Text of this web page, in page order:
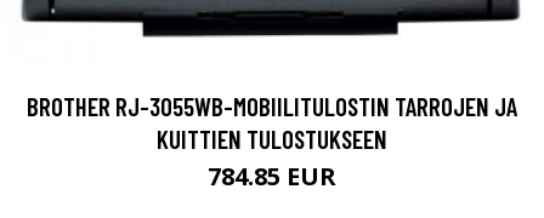
BROTHER RJ-3055WB-MOBIILITULOSTIN TARROJEN JA
KUITTIEN TULOSTUKSEEN
784.85 EUR